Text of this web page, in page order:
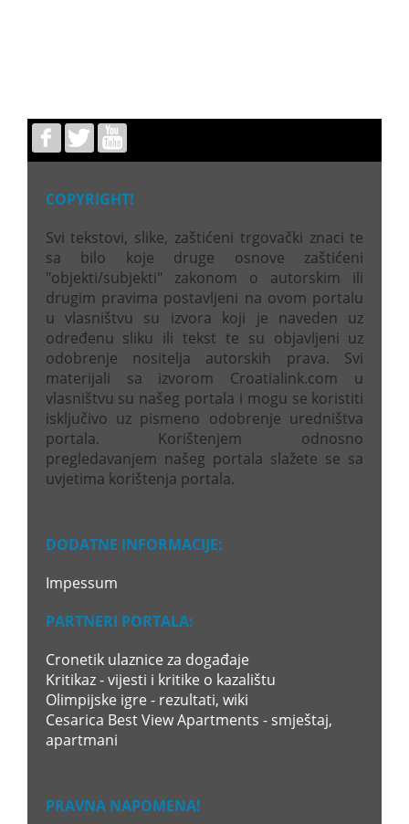
COPYRIGHT!
Svi tekstovi, slike, zaštićeni trgovački znaci te
sa bilo koje druge osnove zaštićeni
"objekti/subjekti" zakonom o autorskim ili
drugim pravima postavljeni na ovom portalu
u vlasništvu su izvora koji je naveden uz
određenu sliku ili tekst te su objavljeni uz
odobrenje nositelja autorskih prava. Svi
materijali sa izvorom Croatialink.com u
vlasništvu su našeg portala i mogu se koristiti
isključivo uz pismeno odobrenje uredništva
portala. Korištenjem odnosno
pregledavanjem našeg portala slažete se sa
uvjetima korištenja portala.
DODATNE INFORMACIJE:
Impessum
PARTNERI PORTALA:
Cronetik ulaznice za događaje
Kritikaz - vijesti i kritike o kazalištu
Olimpijske igre - rezultati, wiki
Cesarica Best View Apartments - smještaj,
apartmani
PRAVNA NAPOMENA!